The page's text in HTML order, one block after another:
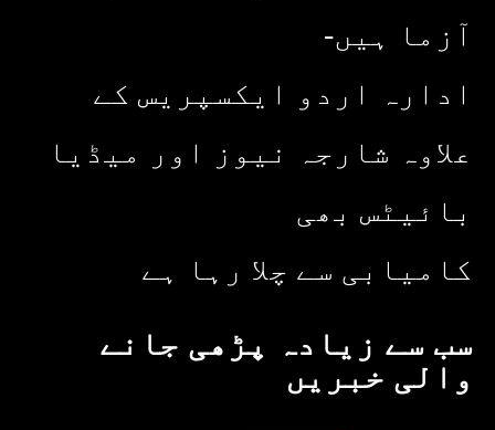
آزما ہیں-
ادارہ اردو ایکسپریس کے
علاوہ شارجہ نیوز اور میڈیا
بائیٹس بھی
کامیابی سے چلا رہا ہے
سب سے زیادہ پڑھی جانے
والی خبریں